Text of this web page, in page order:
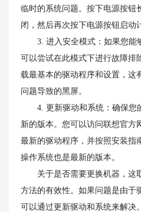
临时的系统问题。按下电源按钮
闭，然后再次按下电源按钮启动
3. 进入安全模式：如果您能
可以尝试在此模式下进行故障排
载最基本的驱动程序和设置，这
问题导致的黑屏。
4. 更新驱动和系统：确保您
新的版本。您可以访问联想官方
最新的驱动程序，并按照安装指
操作系统也是最新的版本。
关于是否需要更换机器，这
方法的有效性。如果问题是由于
可以通过更新驱动和系统来解决